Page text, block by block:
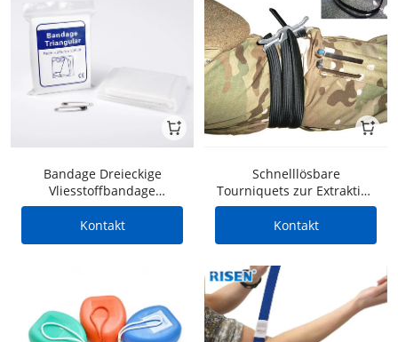
Bandage Dreieckige
Vliesstoffbandage
Armschlinge
Kontakt
Schnelllösbare
Tourniquets zur Extraktion
von Schlangenbissgift und
zur Blutstillung
Kontakt